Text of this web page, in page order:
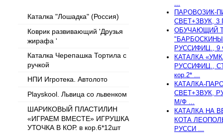
Каталка "Лошадка" (Россия)
Коврик развивающий 'Друзья
жирафа '
Каталка Черепашка Тортила с
ручкой
НПИ Игротека. Автолото
Playskool. Львица со львенком
ШАРИКОВЫЙ ПЛАСТИЛИН
«ИГРАЕМ ВМЕСТЕ» ИГРУШКА
УТОЧКА В КОР. в кор.6*12шт
ПАРОВОЗИК-
СВЕТ+ЗВУК,
ОБУЧАЮЩИЙ
РУССИФИЦ., 9
КАТАЛКА
РУССИФИЦ.,
кор.2* ...
КАТАЛКА-
СВЕТ+ЗВУК,
М/Ф ...
КАТАЛКА НА
КОТА
РУССИ ...